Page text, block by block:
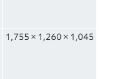
1,755×1,260×1,045